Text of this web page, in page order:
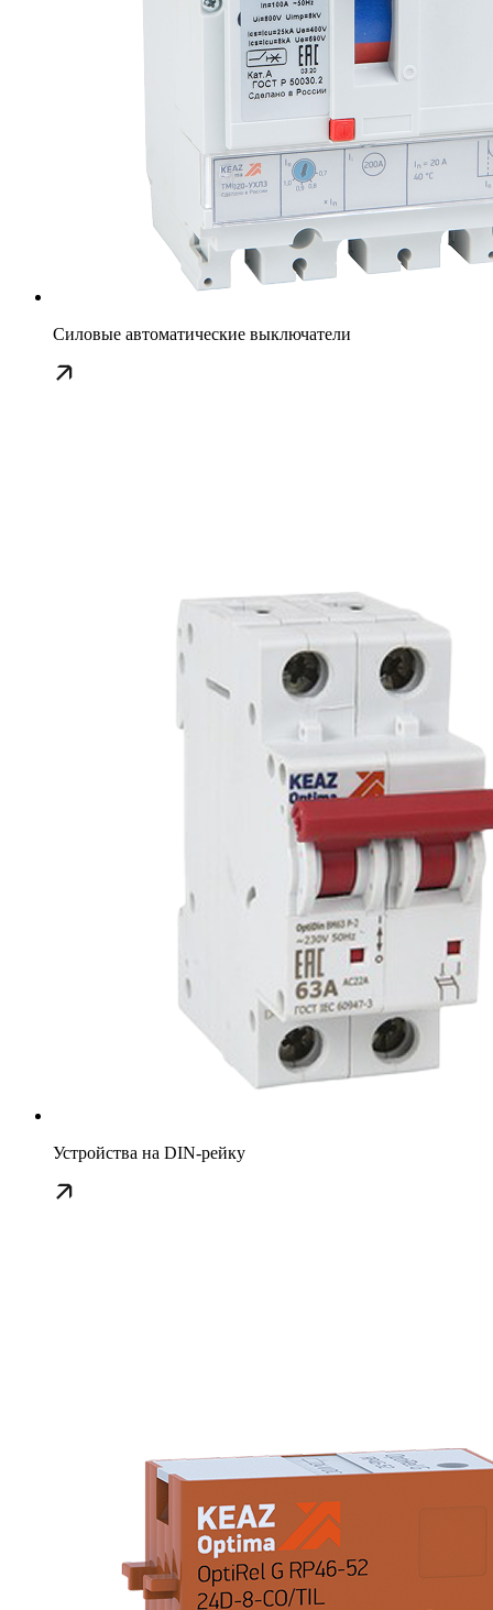
Силовые автоматические выключатели
Устройства на DIN-рейку